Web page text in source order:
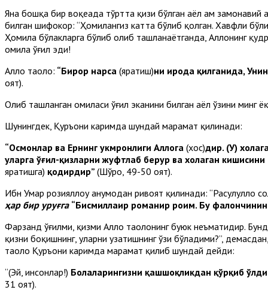
Яна бошқа бир воқеада тўртта қизи бўлган аёл ҳам
билган шифокор: “Ҳомилангиз катта бўлиб қолган. Хавфли
Ҳомила бўлакларга бўлиб олиб ташланаётганда, Аллоҳнинг
ҳомила ўғил эди!
Аллоҳ таоло: “Бирор нарса (яратиш)ни ирода қилганида,
оят).
Олиб ташланган ҳомиласи ўғил эканини билган аёл ўзини
Шунингдек, Қуръони каримда шундай марҳамат қилинади:
“Осмонлар ва Ернинг ҳукмронлиги Аллоҳга (хос)дир. (У)
уларга ўғил-қизларни жуфтлаб берур ва хоҳлаган
яратишга) қодирдир” (Шўро, 49-50 оят).
Ибн Умар розияллоҳу анҳумодан ривоят қилинади: “Расулуллоҳ
ҳар бир уруғга “Бисмиллаҳир роҳманир роҳим. Бу
Фарзанд ўғилми, қизми Аллоҳ таолонинг буюк неъматидир.
қизни боқишнинг, уларни узатишнинг ўзи бўладими?”,
таоло Қуръони каримда марҳамат қилиб шундай дейди:
“(Эй, инсонлар!) Болаларингизни қашшоқликдан қўрқиб
31 оят).